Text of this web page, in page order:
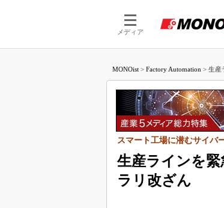
メディア
MONOist > Factory Automation > 生産
生産ラインを
ラリ改ざん
スマート工場に潜むサイバ